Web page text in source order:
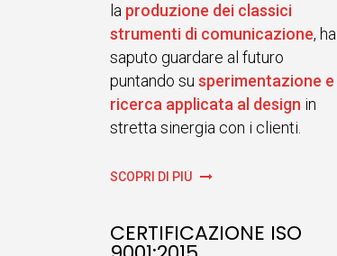
la produzione dei classici
strumenti di comunicazione, ha
saputo guardare al futuro
puntando su sperimentazione e
ricerca applicata al design in
stretta sinergia con i clienti.
SCOPRI DI PIÙ
CERTIFICAZIONE ISO